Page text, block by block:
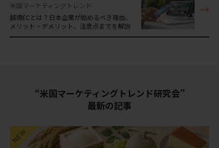
米国マーケティングトレンド
越境ECとは？日本企業が始めるべき理由、
メリット・デメリット、注意点までを解説
“米国マーケティングトレンド研究会”
最新の記事